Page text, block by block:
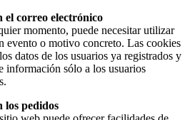
el correo electrónico
momento, puede necesitar utilizar
evento o motivo concreto. Las cookies
datos de los usuarios ya registrados y
información sólo a los usuarios
los pedidos